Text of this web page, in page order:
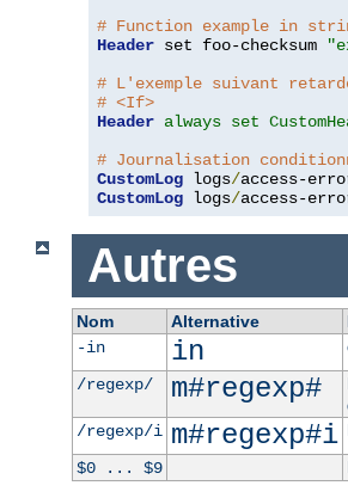
# Function example in
Header set foo-checksum
# L'exemple suivant
# <If>
Header always set
# Journalisation
CustomLog logs/access-
CustomLog logs/access-
Autres
Nom Alternative
-in
in
/regexp/
m#regexp#
/regexp/i m#regexp#i
$0 ... $9